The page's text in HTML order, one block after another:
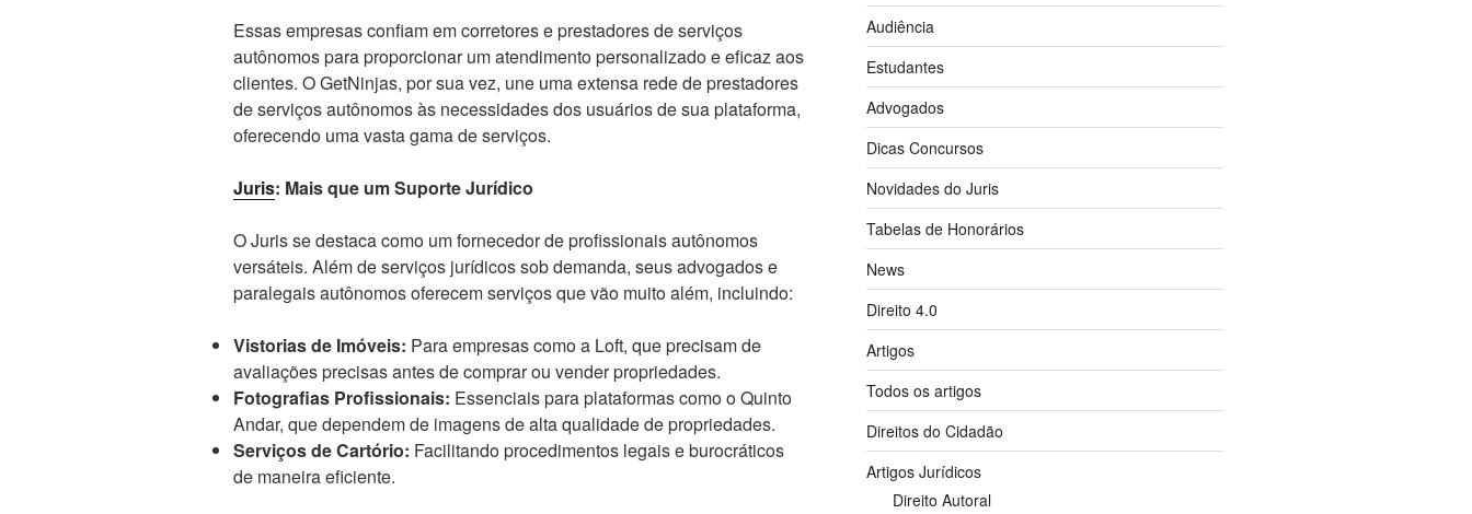
Essas empresas confiam em corretores e prestadores de serviços
autônomos para proporcionar um atendimento personalizado e eficaz aos
clientes. O GetNinjas, por sua vez, une uma extensa rede de prestadores
de serviços autônomos às necessidades dos usuários de sua plataforma,
oferecendo uma vasta gama de serviços.
Juris: Mais que um Suporte Jurídico
O Juris se destaca como um fornecedor de profissionais autônomos
versáteis. Além de serviços jurídicos sob demanda, seus advogados e
paralegais autônomos oferecem serviços que vão muito além, incluindo:
Vistorias de Imóveis: Para empresas como a Loft, que precisam de
avaliações precisas antes de comprar ou vender propriedades.
Fotografias Profissionais: Essenciais para plataformas como o Quinto
Andar, que dependem de imagens de alta qualidade de propriedades.
Serviços de Cartório: Facilitando procedimentos legais e burocráticos
de maneira eficiente.
Audiência
Estudantes
Advogados
Dicas Concursos
Novidades do Juris
Tabelas de Honorários
News
Direito 4.0
Artigos
Todos os artigos
Direitos do Cidadão
Artigos Jurídicos
Direito Autoral